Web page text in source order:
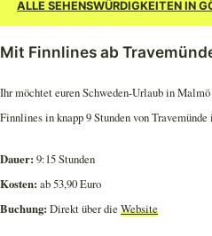
ALLE SEHENSWÜRDIGKEITEN IN
Mit Finnlines ab
Ihr möchtet euren Schweden-Urlaub in
Finnlines in knapp 9 Stunden von
Dauer: 9:15 Stunden
Kosten: ab 53,90 Euro
Buchung: Direkt über die Website